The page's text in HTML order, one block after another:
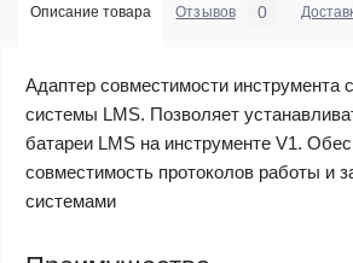
Описание товара Отзывов 0
Адаптер совместимости инструмента
системы LMS. Позволяет
батареи LMS на инструменте V1.
совместимость протоколов работы и
системами